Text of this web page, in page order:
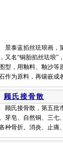
泰蓝掐丝珐琅画，第
又名“铜胎掐丝珐琅”
型，用釉料、釉沙等
作为原料，再镶嵌
顾氏接骨散
氏接骨散，第五批市
芽皂、自然铜、三七
种骨折。消炎、止